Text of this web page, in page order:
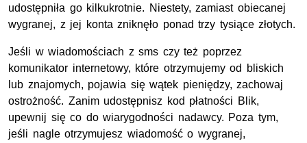
udostępniła go kilkukrotnie. Niestety, zamiast obiecanej
wygranej, z jej konta zniknęło ponad trzy tysiące złotych.
Jeśli w wiadomościach z sms czy też poprzez
komunikator internetowy, które otrzymujemy od bliskich
lub znajomych, pojawia się wątek pieniędzy, zachowaj
ostrożność. Zanim udostępnisz kod płatności Blik,
upewnij się co do wiarygodności nadawcy. Poza tym,
jeśli nagle otrzymujesz wiadomość o wygranej,